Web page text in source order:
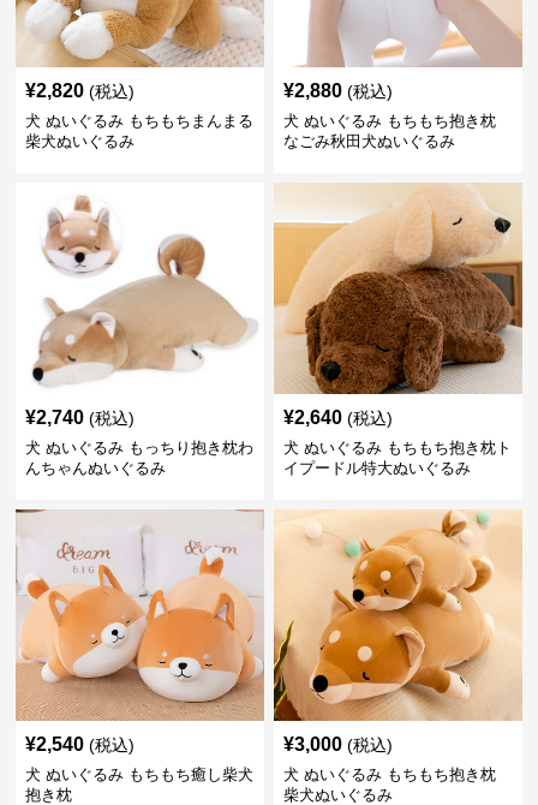
¥2,820 (税込)
犬 ぬいぐるみ もちもちまんまる
柴犬ぬいぐるみ
¥2,880 (税込)
犬 ぬいぐるみ もちもち抱き枕
なごみ秋田犬ぬいぐるみ
¥2,740 (税込)
犬 ぬいぐるみ もっちり抱き枕わ
んちゃんぬいぐるみ
¥2,640 (税込)
犬 ぬいぐるみ もちもち抱き枕ト
イプードル特大ぬいぐるみ
¥2,540 (税込)
犬 ぬいぐるみ もちもち癒し柴犬
抱き枕
¥3,000 (税込)
犬 ぬいぐるみ もちもち抱き枕
柴犬ぬいぐるみ